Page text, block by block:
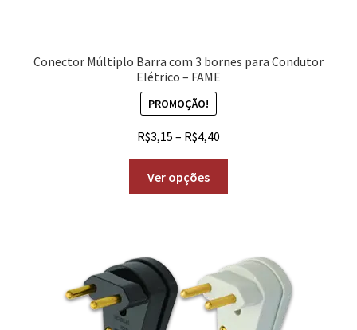
Conector Múltiplo Barra com 3 bornes para Condutor
Elétrico – FAME
PROMOÇÃO!
R$3,15 – R$4,40
Ver opções